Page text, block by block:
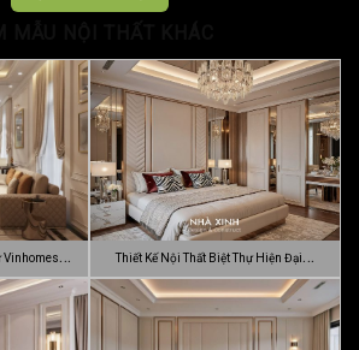
Vinhomes Thiết Kế Nội Thất Biệt Thự Hiện Đại
Sang…